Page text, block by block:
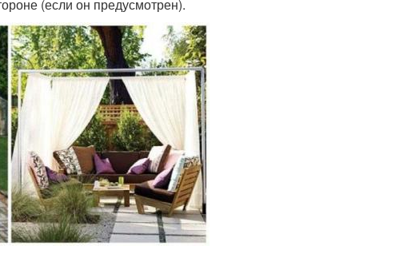
(если он предусмотрен).